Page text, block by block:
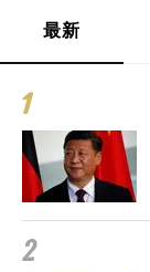
最新